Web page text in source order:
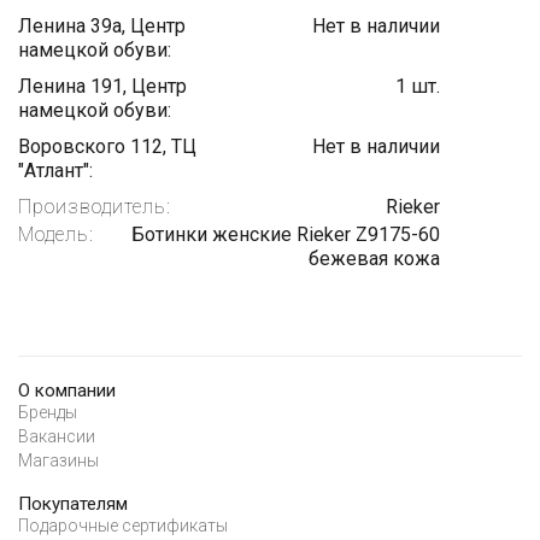
Ленина 39а, Центр
намецкой обуви:
Нет в наличии
Ленина 191, Центр
намецкой обуви:
1 шт.
Воровского 112, ТЦ
"Атлант":
Нет в наличии
Производитель:
Rieker
Модель:
Ботинки женские Rieker Z9175-60
бежевая кожа
О компании
Бренды
Вакансии
Магазины
Покупателям
Подарочные сертификаты